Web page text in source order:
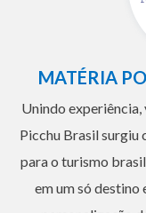
MATÉRIA
Unindo experiência,
Picchu Brasil
para o turismo
em um só destino